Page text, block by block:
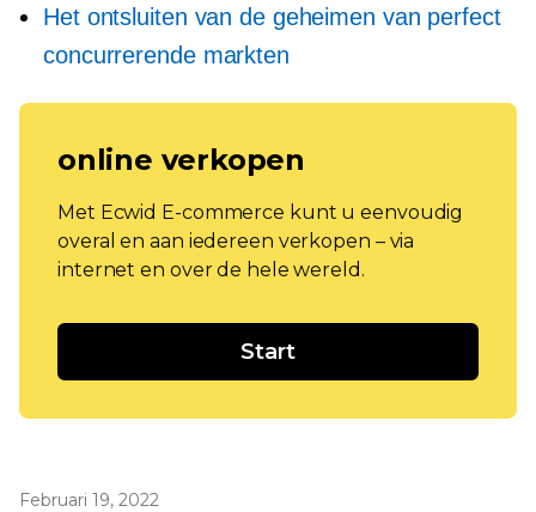
Het ontsluiten van de geheimen van perfect
concurrerende markten
online verkopen
Met Ecwid E-commerce kunt u eenvoudig
overal en aan iedereen verkopen – via
internet en over de hele wereld.
Start
Februari 19, 2022